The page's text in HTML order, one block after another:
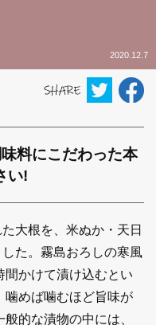
2020.12.7
料にこだわった本
い!
大根を、米ぬか・天日
た。霧島おろしの寒風
間かけて漬け込むとい
噛めば噛むほど旨味が
的な漬物の中には、